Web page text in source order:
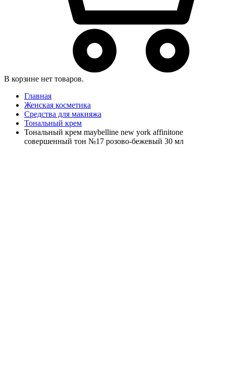
В корзине нет товаров.
Главная
Женская косметика
Средства для макияжа
Тональный крем
Тональный крем maybelline new york affinitone
совершенный тон №17 розово-бежевый 30 мл